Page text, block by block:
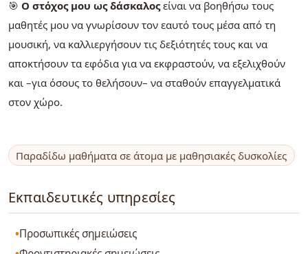
🎯 Ο στόχος μου ως δάσκαλοςείναι να βοηθήσω τους
μαθητές μου να γνωρίσουν τον εαυτό τους μέσα από τη
μουσική, να καλλιεργήσουν τις δεξιότητές τους και να
αποκτήσουν τα εφόδια για να εκφραστούν, να εξελιχθούν
και –για όσους το θελήσουν– να σταθούν επαγγελματικά
στον χώρο.
Παραδίδω μαθήματα σε άτομα με μαθησιακές δυσκολίες
Εκπαιδευτικές υπηρεσίες
Προσωπικές σημειώσεις